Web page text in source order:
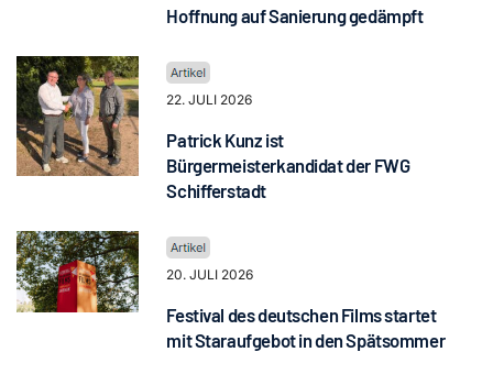
Hoffnung auf Sanierung gedämpft
22. JULI 2026
Patrick Kunz ist
Bürgermeisterkandidat der FWG
Schifferstadt
20. JULI 2026
Festival des deutschen Films startet
mit Staraufgebot in den Spätsommer